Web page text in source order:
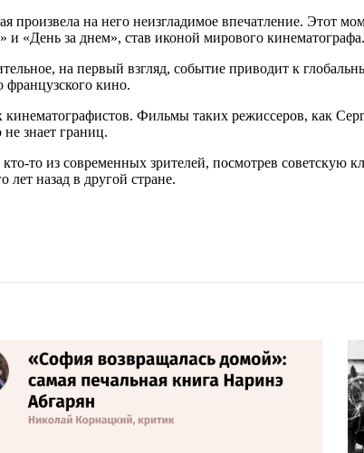
на него неизгладимое впечатление. Этот
«День за днем», став иконой мирового кинематографа.
на первый взгляд, событие приводит к
французского кино.
кинематографистов. Фильмы таких режиссеров, как
знает границ.
то из современных зрителей, посмотрев советскую
назад в другой стране.